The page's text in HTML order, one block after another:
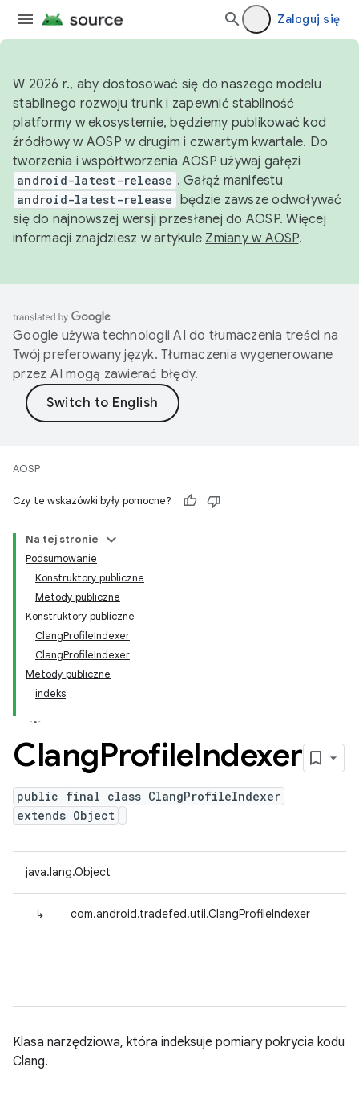
Zaloguj się
W 2026 r., aby dostosować się do naszego modelu
stabilnego rozwoju trunk i zapewnić stabilność
platformy w ekosystemie, będziemy publikować kod
źródłowy w AOSP w drugim i czwartym kwartale. Do
tworzenia i współtworzenia AOSP używaj gałęzi
android-latest-release . Gałąź manifestu
android-latest-release będzie zawsze odwoływać
się do najnowszej wersji przesłanej do AOSP. Więcej
informacji znajdziesz w artykule Zmiany w AOSP.
Google używa technologii AI do tłumaczenia treści na
Twój preferowany język. Tłumaczenia wygenerowane
przez AI mogą zawierać błędy.
AOSP
Czy te wskazówki były pomocne?
Na tej stronie
Podsumowanie
Konstruktory publiczne
Metody publiczne
Konstruktory publiczne
ClangProfileIndexer
ClangProfileIndexer
Metody publiczne
indeks
ClangProfileIndexer
public final class ClangProfileIndexer
extends Object
java.lang.Object
↳ com.android.tradefed.util.ClangProfileIndexer
Klasa narzędziowa, która indeksuje pomiary pokrycia kodu
Clang.